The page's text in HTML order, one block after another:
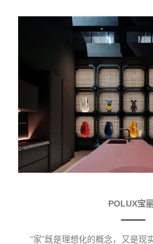
POLUX宝
“家”既是理想化的概念，又是现